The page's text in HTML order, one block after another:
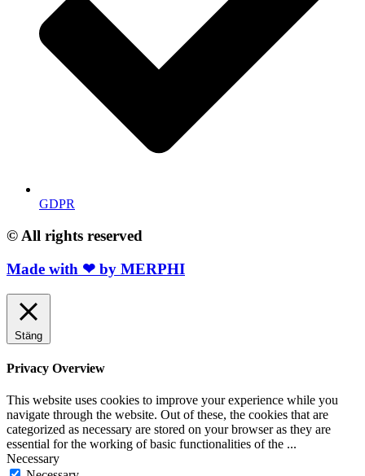
GDPR
© All rights reserved
Made with ❤ by MERPHI
Stäng
Privacy Overview
This website uses cookies to improve your experience while you
navigate through the website. Out of these, the cookies that are
categorized as necessary are stored on your browser as they are
essential for the working of basic functionalities of the ...
Necessary